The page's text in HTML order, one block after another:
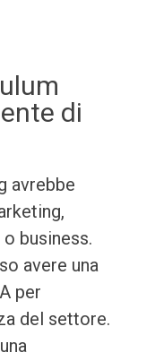
di
avrebbe
business.
avere una
per
del settore.